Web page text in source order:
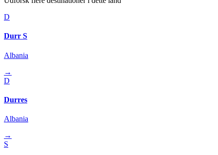
D
Durr S
Albania
→
D
Durres
Albania
→
S